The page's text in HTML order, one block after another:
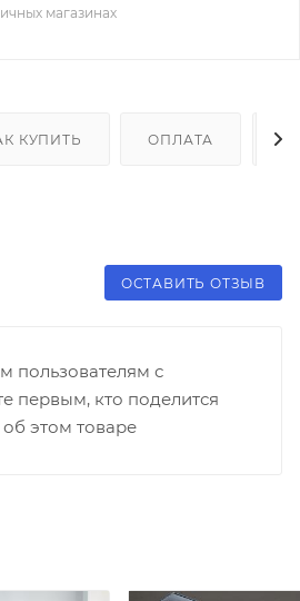
магазинах
КУПИТЬ ОПЛАТА
ОСТАВИТЬ ОТЗЫВ
пользователям с
первым, кто поделится
этом товаре